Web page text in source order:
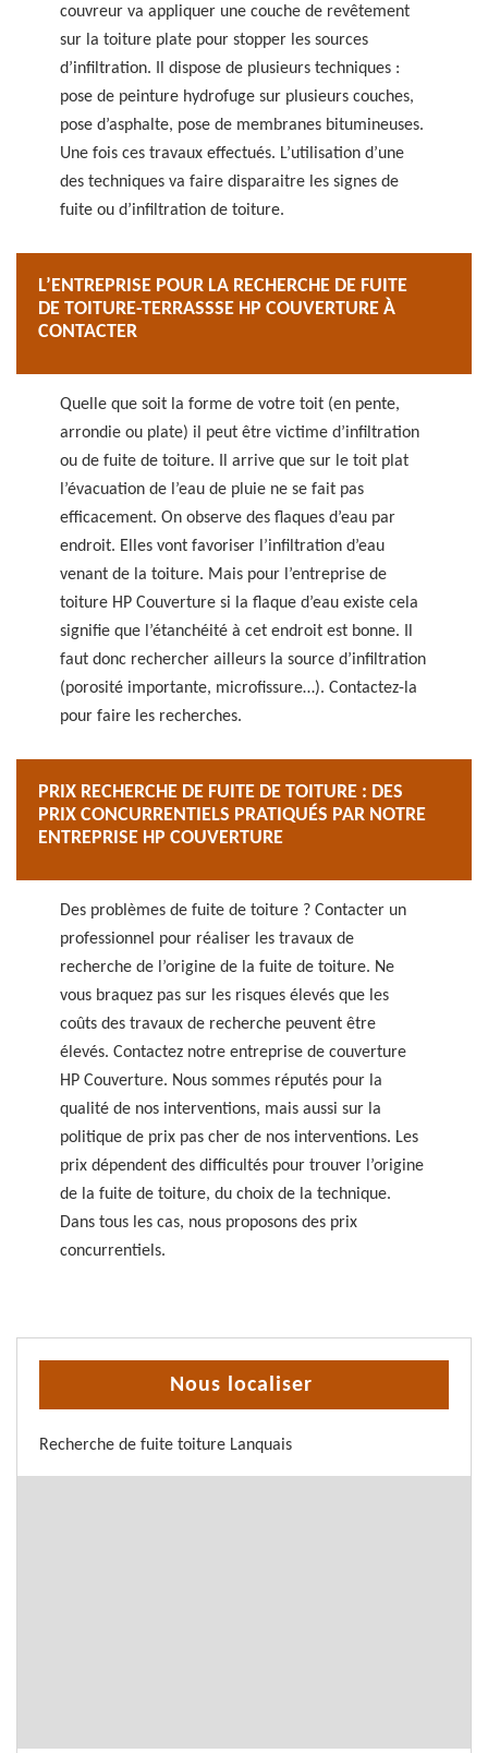
couvreur va appliquer une couche de revêtement
sur la toiture plate pour stopper les sources
d’infiltration. Il dispose de plusieurs techniques :
pose de peinture hydrofuge sur plusieurs couches,
pose d’asphalte, pose de membranes bitumineuses.
Une fois ces travaux effectués. L’utilisation d’une
des techniques va faire disparaitre les signes de
fuite ou d’infiltration de toiture.
L’ENTREPRISE POUR LA RECHERCHE DE FUITE
DE TOITURE-TERRASSSE HP COUVERTURE À
CONTACTER
Quelle que soit la forme de votre toit (en pente,
arrondie ou plate) il peut être victime d’infiltration
ou de fuite de toiture. Il arrive que sur le toit plat
l’évacuation de l’eau de pluie ne se fait pas
efficacement. On observe des flaques d’eau par
endroit. Elles vont favoriser l’infiltration d’eau
venant de la toiture. Mais pour l’entreprise de
toiture HP Couverture si la flaque d’eau existe cela
signifie que l’étanchéité à cet endroit est bonne. Il
faut donc rechercher ailleurs la source d’infiltration
(porosité importante, microfissure…). Contactez-la
pour faire les recherches.
PRIX RECHERCHE DE FUITE DE TOITURE : DES
PRIX CONCURRENTIELS PRATIQUÉS PAR NOTRE
ENTREPRISE HP COUVERTURE
Des problèmes de fuite de toiture ? Contacter un
professionnel pour réaliser les travaux de
recherche de l’origine de la fuite de toiture. Ne
vous braquez pas sur les risques élevés que les
coûts des travaux de recherche peuvent être
élevés. Contactez notre entreprise de couverture
HP Couverture. Nous sommes réputés pour la
qualité de nos interventions, mais aussi sur la
politique de prix pas cher de nos interventions. Les
prix dépendent des difficultés pour trouver l’origine
de la fuite de toiture, du choix de la technique.
Dans tous les cas, nous proposons des prix
concurrentiels.
Nous localiser
Recherche de fuite toiture Lanquais